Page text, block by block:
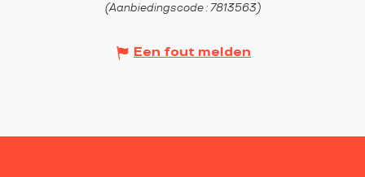
(Aanbiedingscode :7813563)
Een fout melden